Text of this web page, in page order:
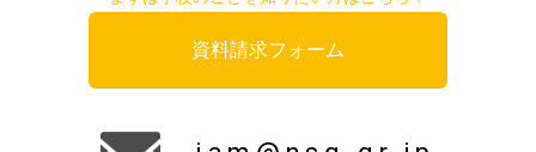
資料請求フォーム